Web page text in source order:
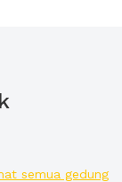
semua gedung